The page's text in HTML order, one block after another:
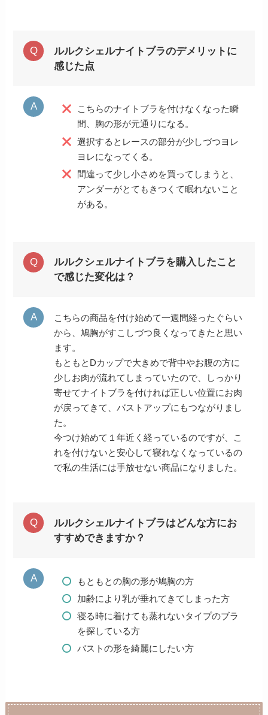
ルルクシェルナイトブラのデメリットに
感じた点
こちらのナイトブラを付けなくなった瞬
間、胸の形が元通りになる。
選択するとレースの部分が少しづつヨレ
ヨレになってくる。
間違って少し小さめを買ってしまうと、
アンダーがとてもきつくて眠れないこと
がある。
ルルクシェルナイトブラを購入したこと
で感じた変化は？
こちらの商品を付け始めて一週間経ったぐらい
から、鳩胸がすこしづつ良くなってきたと思い
ます。
もともとDカップで大きめで背中やお腹の方に
少しお肉が流れてしまっていたので、しっかり
寄せてナイトブラを付ければ正しい位置にお肉
が戻ってきて、バストアップにもつながりまし
た。
今つけ始めて１年近く経っているのですが、こ
れを付けないと安心して寝れなくなっているの
で私の生活には手放せない商品になりました。
ルルクシェルナイトブラはどんな方にお
すすめできますか？
もともとの胸の形が鳩胸の方
加齢により乳が垂れてきてしまった方
寝る時に着けても蒸れないタイプのブラ
を探している方
バストの形を綺麗にしたい方